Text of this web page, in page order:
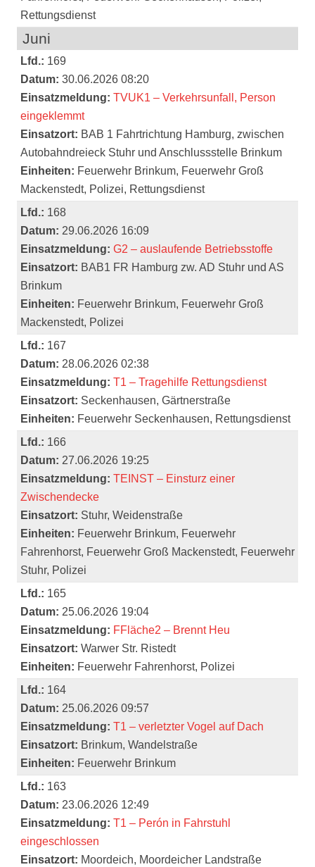
Rettungsdienst
Juni
Lfd.: 169
Datum: 30.06.2026 08:20
Einsatzmeldung: TVUK1 – Verkehrsunfall, Person
eingeklemmt
Einsatzort: BAB 1 Fahrtrichtung Hamburg, zwischen
Autobahndreieck Stuhr und Anschlussstelle Brinkum
Einheiten: Feuerwehr Brinkum, Feuerwehr Groß
Mackenstedt, Polizei, Rettungsdienst
Lfd.: 168
Datum: 29.06.2026 16:09
Einsatzmeldung: G2 – auslaufende Betriebsstoffe
Einsatzort: BAB1 FR Hamburg zw. AD Stuhr und AS
Brinkum
Einheiten: Feuerwehr Brinkum, Feuerwehr Groß
Mackenstedt, Polizei
Lfd.: 167
Datum: 28.06.2026 02:38
Einsatzmeldung: T1 – Tragehilfe Rettungsdienst
Einsatzort: Seckenhausen, Gärtnerstraße
Einheiten: Feuerwehr Seckenhausen, Rettungsdienst
Lfd.: 166
Datum: 27.06.2026 19:25
Einsatzmeldung: TEINST – Einsturz einer
Zwischendecke
Einsatzort: Stuhr, Weidenstraße
Einheiten: Feuerwehr Brinkum, Feuerwehr
Fahrenhorst, Feuerwehr Groß Mackenstedt, Feuerwehr
Stuhr, Polizei
Lfd.: 165
Datum: 25.06.2026 19:04
Einsatzmeldung: FFläche2 – Brennt Heu
Einsatzort: Warwer Str. Ristedt
Einheiten: Feuerwehr Fahrenhorst, Polizei
Lfd.: 164
Datum: 25.06.2026 09:57
Einsatzmeldung: T1 – verletzter Vogel auf Dach
Einsatzort: Brinkum, Wandelstraße
Einheiten: Feuerwehr Brinkum
Lfd.: 163
Datum: 23.06.2026 12:49
Einsatzmeldung: T1 – Perón in Fahrstuhl
eingeschlossen
Einsatzort: Moordeich, Moordeicher Landstraße